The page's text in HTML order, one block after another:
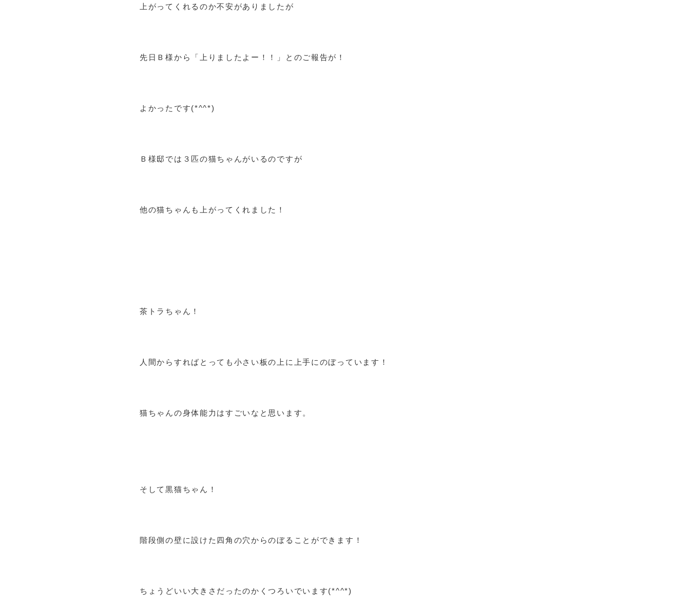
上がってくれるのか不安がありましたが
先日Ｂ様から「上りましたよー！！」とのご報告が！
よかったです(*^^*)
Ｂ様邸では３匹の猫ちゃんがいるのですが
他の猫ちゃんも上がってくれました！
茶トラちゃん！
人間からすればとっても小さい板の上に上手にのぼっています！
猫ちゃんの身体能力はすごいなと思います。
そして黒猫ちゃん！
階段側の壁に設けた四角の穴からのぼることができます！
ちょうどいい大きさだったのかくつろいでいます(*^^*)